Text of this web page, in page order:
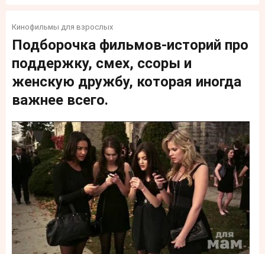
Кинофильмы для взрослых
Подборочка фильмов-историй про
поддержку, смех, ссоры и
женскую дружбу, которая иногда
важнее всего.